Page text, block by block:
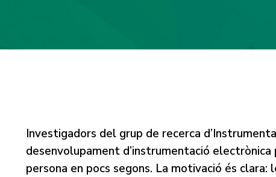
Investigadors del grup de recerca
desenvolupament d’instrumentació
persona en pocs segons. La motivació és